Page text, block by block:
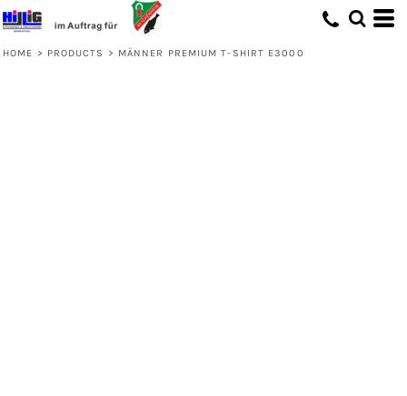
HOME > PRODUCTS > MÄNNER PREMIUM T-SHIRT E3000